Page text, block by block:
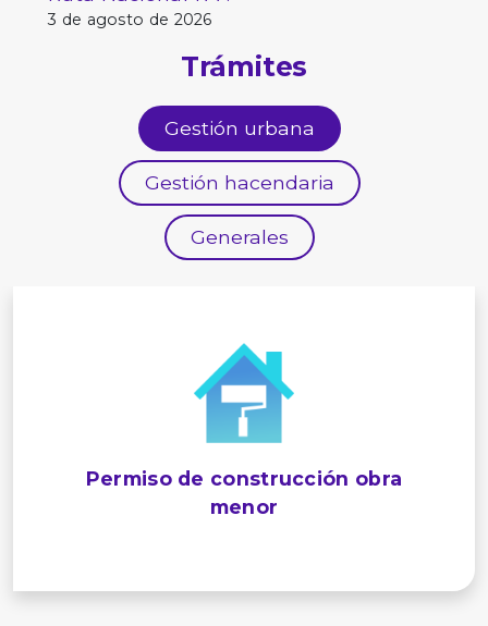
3 de agosto de 2026
Trámites
Gestión urbana
Gestión hacendaria
Generales
Permiso de construcción obra
menor